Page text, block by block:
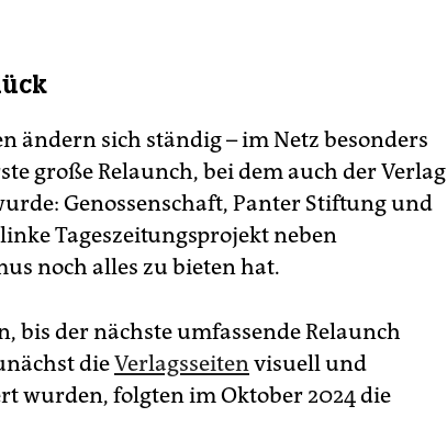
ändern sich ständig – im Netz be­sonders
große Relaunch, bei dem auch der Verlag
Genossenschaft, Panter Stiftung und
Tageszeitungsprojekt neben
noch alles zu bieten hat.
bis der nächste umfassende Relaunch
dieVerlagsseitenvisuell und
wurden, folgten im Oktober 2024 die